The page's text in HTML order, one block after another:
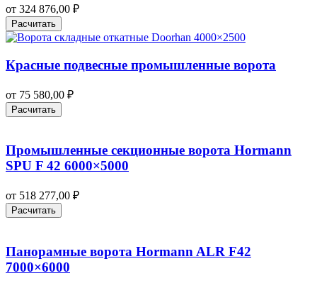
от 324 876,00 ₽
Расчитать
Красные подвесные промышленные ворота
от 75 580,00 ₽
Расчитать
Промышленные секционные ворота Hormann
SPU F 42 6000×5000
от 518 277,00 ₽
Расчитать
Панорамные ворота Hormann ALR F42
7000×6000